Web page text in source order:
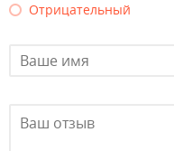
Отрицательный